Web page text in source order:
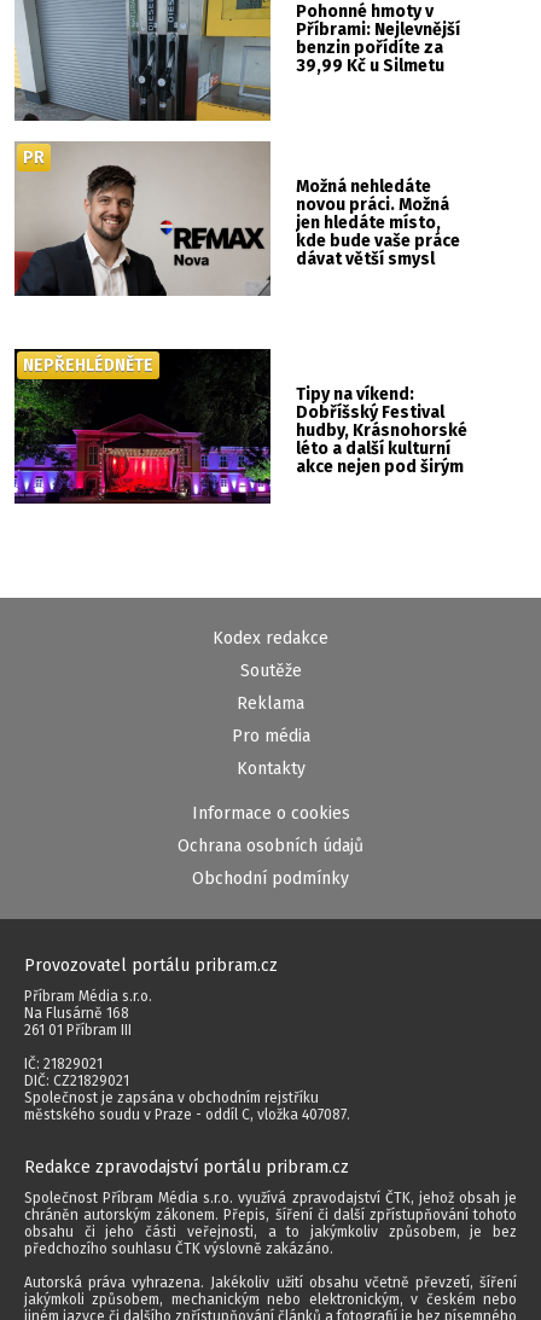
Pohonné hmoty v
Příbrami: Nejlevnější
benzin pořídíte za
39,99 Kč u Silmetu
Možná nehledáte
novou práci. Možná
jen hledáte místo,
kde bude vaše práce
dávat větší smysl
PR
Tipy na víkend:
Dobříšský Festival
hudby, Krásnohorské
léto a další kulturní
akce nejen pod širým
NEPŘEHLÉDNĚTE
Kodex redakce
Soutěže
Reklama
Pro média
Kontakty
Informace o cookies
Ochrana osobních údajů
Obchodní podmínky
Provozovatel portálu pribram.cz
Příbram Média s.r.o.
Na Flusárně 168
261 01 Příbram III
IČ: 21829021
DIČ: CZ21829021
Společnost je zapsána v obchodním rejstříku
městského soudu v Praze - oddíl C, vložka 407087.
Redakce zpravodajství portálu pribram.cz
Společnost Příbram Média s.r.o. využívá zpravodajství ČTK, jehož obsah je
chráněn autorským zákonem. Přepis, šíření či další zpřístupňování tohoto
obsahu či jeho části veřejnosti, a to jakýmkoliv způsobem, je bez
předchozího souhlasu ČTK výslovně zakázáno.
Autorská práva vyhrazena. Jakékoliv užití obsahu včetně převzetí, šíření
jakýmkoli způsobem, mechanickým nebo elektronickým, v českém nebo
jiném jazyce či dalšího zpřístupňování článků a fotografií je bez písemného